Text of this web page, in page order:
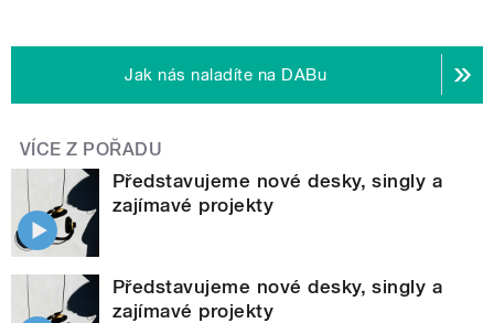
Jak nás naladíte na DABu
VÍCE Z POŘADU
Představujeme nové desky, singly a
zajímavé projekty
Představujeme nové desky, singly a
zajímavé projekty